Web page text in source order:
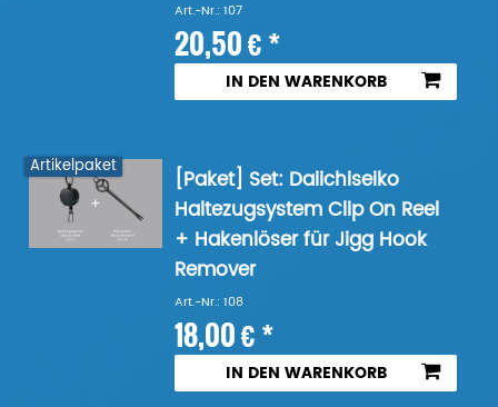
Art.-Nr.: 107
20,50 € *
IN DEN WARENKORB
Artikelpaket
[Paket] Set: Daiichiseiko
Haltezugsystem Clip On Reel
+ Hakenlöser für Jigg Hook
Remover
Art.-Nr.: 108
18,00 € *
IN DEN WARENKORB